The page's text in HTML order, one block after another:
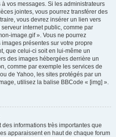
vos messages. Si les administrateurs
jointes, vous pourrez transférer des
vous devrez insérer un lien vers
internet public, comme par
image.gif ». Vous ne pourrez
présentes sur votre propre
que celui-ci soit en lui-même un
des images hébergées derrière un
comme par exemple les services de
de Yahoo, les sites protégés par un
utilisez la balise BBCode « [img] ».
informations très importantes que
apparaissent en haut de chaque forum